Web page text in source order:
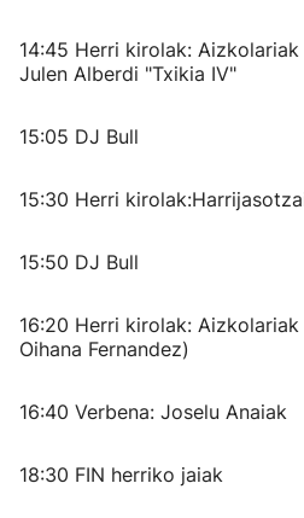
14:45 Herri kirolak:
Julen Alberdi "Txikia IV"
15:05 DJ Bull
15:30 Herri
15:50 DJ Bull
16:20 Herri kirolak:
Oihana Fernandez)
16:40 Verbena: Joselu Anaiak
18:30 FIN herriko jaiak